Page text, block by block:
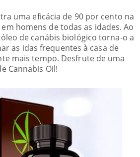
uma eficácia de 90 por cento na
homens de todas as idades. Ao
de canábis biológico torna-o a
as idas frequentes à casa de
mais tempo. Desfrute de uma
Cannabis Oil!